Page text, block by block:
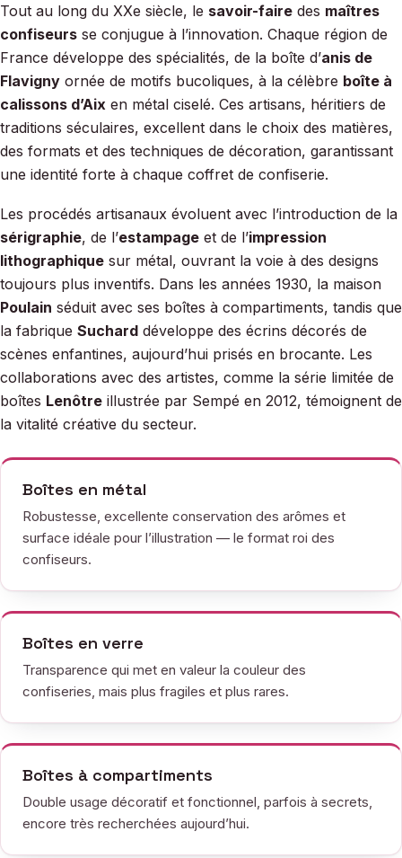
Tout au long du XXe siècle, le savoir-faire des maîtres
confiseurs se conjugue à l’innovation. Chaque région de
France développe des spécialités, de la boîte d’anis de
Flavigny ornée de motifs bucoliques, à la célèbre boîte à
calissons d’Aix en métal ciselé. Ces artisans, héritiers de
traditions séculaires, excellent dans le choix des matières,
des formats et des techniques de décoration, garantissant
une identité forte à chaque coffret de confiserie.
Les procédés artisanaux évoluent avec l’introduction de la
sérigraphie, de l’estampage et de l’impression
lithographique sur métal, ouvrant la voie à des designs
toujours plus inventifs. Dans les années 1930, la maison
Poulain séduit avec ses boîtes à compartiments, tandis que
la fabrique Suchard développe des écrins décorés de
scènes enfantines, aujourd’hui prisés en brocante. Les
collaborations avec des artistes, comme la série limitée de
boîtes Lenôtre illustrée par Sempé en 2012, témoignent de
la vitalité créative du secteur.
Boîtes en métal
Robustesse, excellente conservation des arômes et
surface idéale pour l’illustration — le format roi des
confiseurs.
Boîtes en verre
Transparence qui met en valeur la couleur des
confiseries, mais plus fragiles et plus rares.
Boîtes à compartiments
Double usage décoratif et fonctionnel, parfois à secrets,
encore très recherchées aujourd’hui.